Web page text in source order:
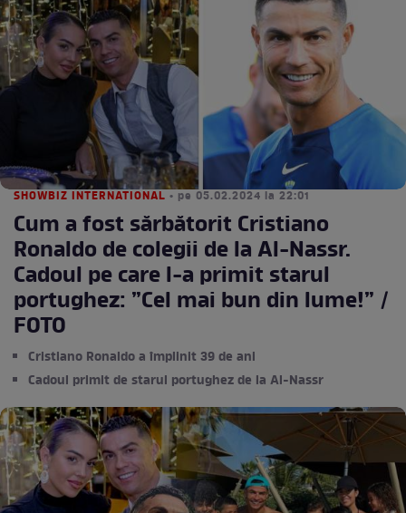
SHOWBIZ INTERNATIONAL • pe 05.02.2024 la 22:01
Cum a fost sărbătorit Cristiano
Ronaldo de colegii de la Al-Nassr.
Cadoul pe care l-a primit starul
portughez: ”Cel mai bun din lume!” /
FOTO
Cristiano Ronaldo a împlinit 39 de ani
Cadoul primit de starul portughez de la Al-Nassr